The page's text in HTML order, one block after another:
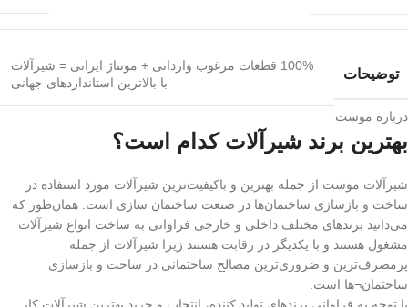
توضیحات
100% قطعات مرغوب وارداتی + مونتاژ ایرانی = شیرآلات
با بالاترین استانداردهای جهانی
درباره موست
بهترین برند شیرآلات کدام است؟
شیرآلات موست از جمله بهترین و باکیفیت‌ترین شیرآلات مورد استفاده در
ساخت و بازسازی ساختمان‌ها در صنعت ساختمان سازی است. همان‌طور که
می‌دانید برندهای مختلف داخلی و خارجی فراوانی به ساخت انواع شیرآلات
مشغول هستند و با یکدیگر در رقابت هستند زیرا شیرآلات از جمله
پرمصرف‌ترین و ضروری‌ترین مصالح ساختمانی در ساخت و بازسازی
ساختمان¬ها است.